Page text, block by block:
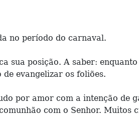
no período do carnaval.
sua posição. A saber:
evangelizar os foliões.
por amor com a intenção de
com o Senhor. Muitos